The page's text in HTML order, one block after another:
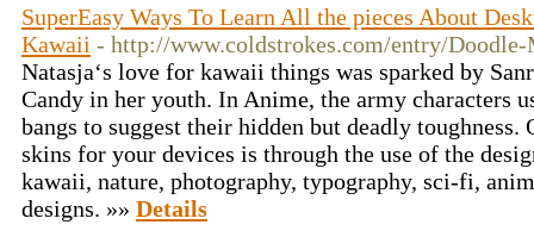
SuperEasy Ways To Learn All the pieces About
Kawaii - http://www.coldstrokes.com/entry/
Natasja‘s love for kawaii things was sparked by
Candy in her youth. In Anime, the army characters
bangs to suggest their hidden but deadly toughness.
skins for your devices is through the use of the
kawaii, nature, photography, typography, sci-fi,
designs. »» Details